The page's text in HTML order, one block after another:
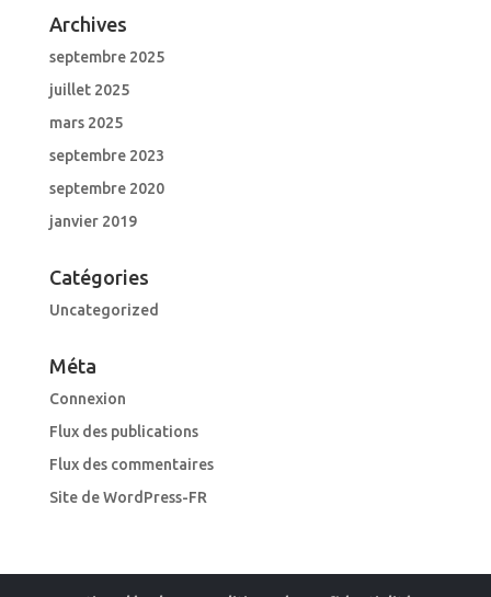
Archives
septembre 2025
juillet 2025
mars 2025
septembre 2023
septembre 2020
janvier 2019
Catégories
Uncategorized
Méta
Connexion
Flux des publications
Flux des commentaires
Site de WordPress-FR